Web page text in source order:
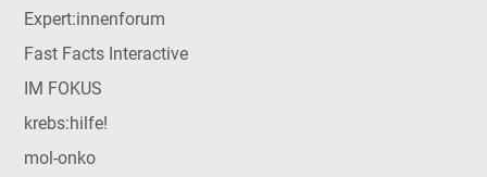
Expert:innenforum
Fast Facts Interactive
IM FOKUS
krebs:hilfe!
mol-onko